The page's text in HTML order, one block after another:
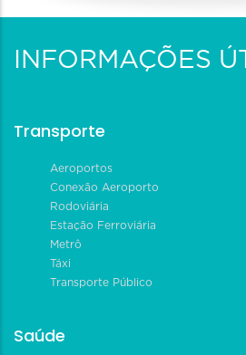
INFORMAÇÕES
Transporte
Aeroportos
Conexão Aeroporto
Rodoviária
Estação Ferroviária
Metrô
Táxi
Transporte Público
Saúde